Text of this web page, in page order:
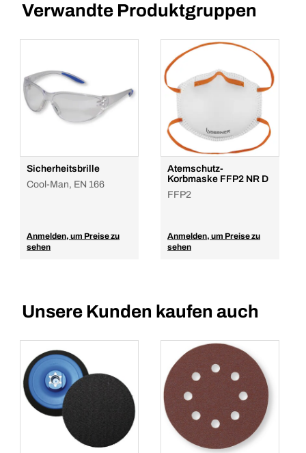
Verwandte Produktgruppen
Sicherheitsbrille
Cool-Man, EN 166
Anmelden, um Preise zu
sehen
Atemschutz-
Korbmaske FFP2 NR D
FFP2
Anmelden, um Preise zu
sehen
Unsere Kunden kaufen auch